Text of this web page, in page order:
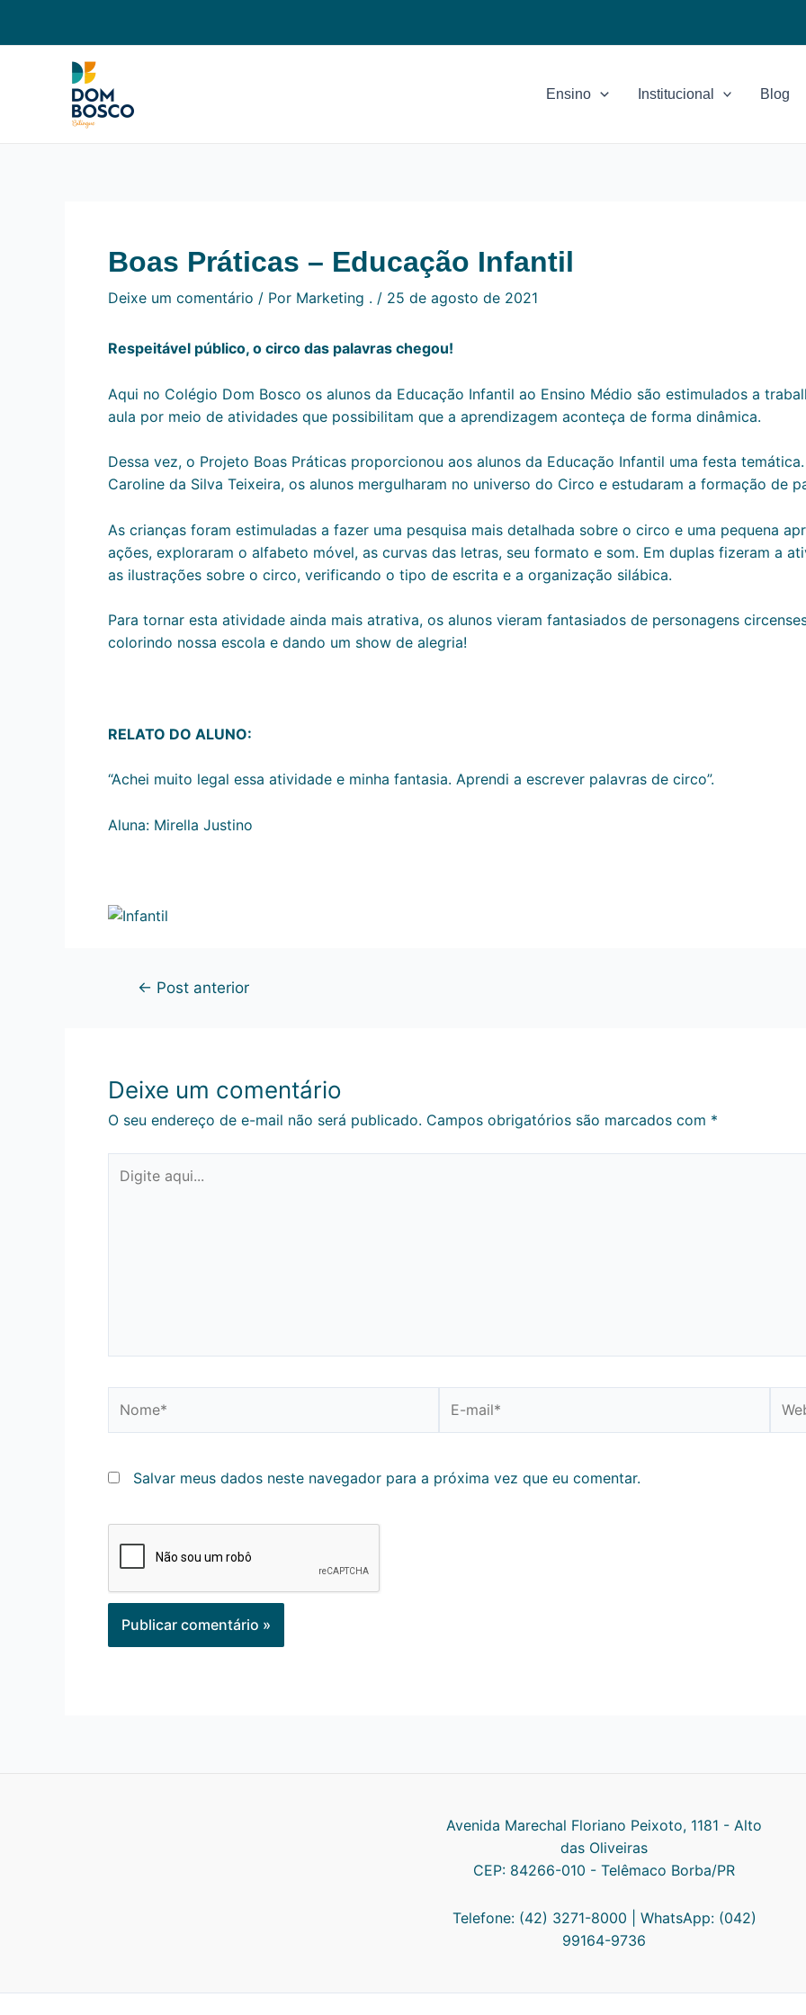
Ensino Institucional Blog
Boas Práticas – Educação Infantil
Deixe um comentário / Por Marketing . / 25 de agosto de 2021
Respeitável público, o circo das palavras chegou!
Aqui no Colégio Dom Bosco os alunos da Educação Infantil ao Ensino Médio são estimulados a
aula por meio de atividades que possibilitam que a aprendizagem aconteça de forma dinâmica.
Dessa vez, o Projeto Boas Práticas proporcionou aos alunos da Educação Infantil uma festa
Caroline da Silva Teixeira, os alunos mergulharam no universo do Circo e estudaram a formação de
As crianças foram estimuladas a fazer uma pesquisa mais detalhada sobre o circo e uma pequena
ações, exploraram o alfabeto móvel, as curvas das letras, seu formato e som. Em duplas fizeram a
as ilustrações sobre o circo, verificando o tipo de escrita e a organização silábica.
Para tornar esta atividade ainda mais atrativa, os alunos vieram fantasiados de personagens
colorindo nossa escola e dando um show de alegria!
RELATO DO ALUNO:
“Achei muito legal essa atividade e minha fantasia. Aprendi a escrever palavras de circo”.
Aluna: Mirella Justino
← Post anterior
Deixe um comentário
O seu endereço de e-mail não será publicado. Campos obrigatórios são marcados com *
aqui...
mail*
Salvar meus dados neste navegador para a próxima vez que eu comentar.
Avenida Marechal Floriano Peixoto, 1181 - Alto
das Oliveiras
CEP: 84266-010 - Telêmaco Borba/PR
Telefone: (42) 3271-8000 | WhatsApp: (042)
99164-9736